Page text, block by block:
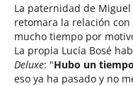
La paternidad de
retomara la relación
mucho tiempo por
La propia Lucía Bosé
Deluxe: "Hubo un
eso ya ha pasado y no